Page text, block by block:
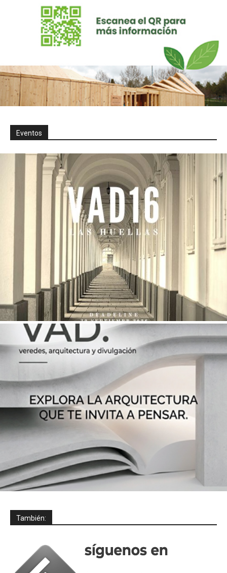
Eventos
También: